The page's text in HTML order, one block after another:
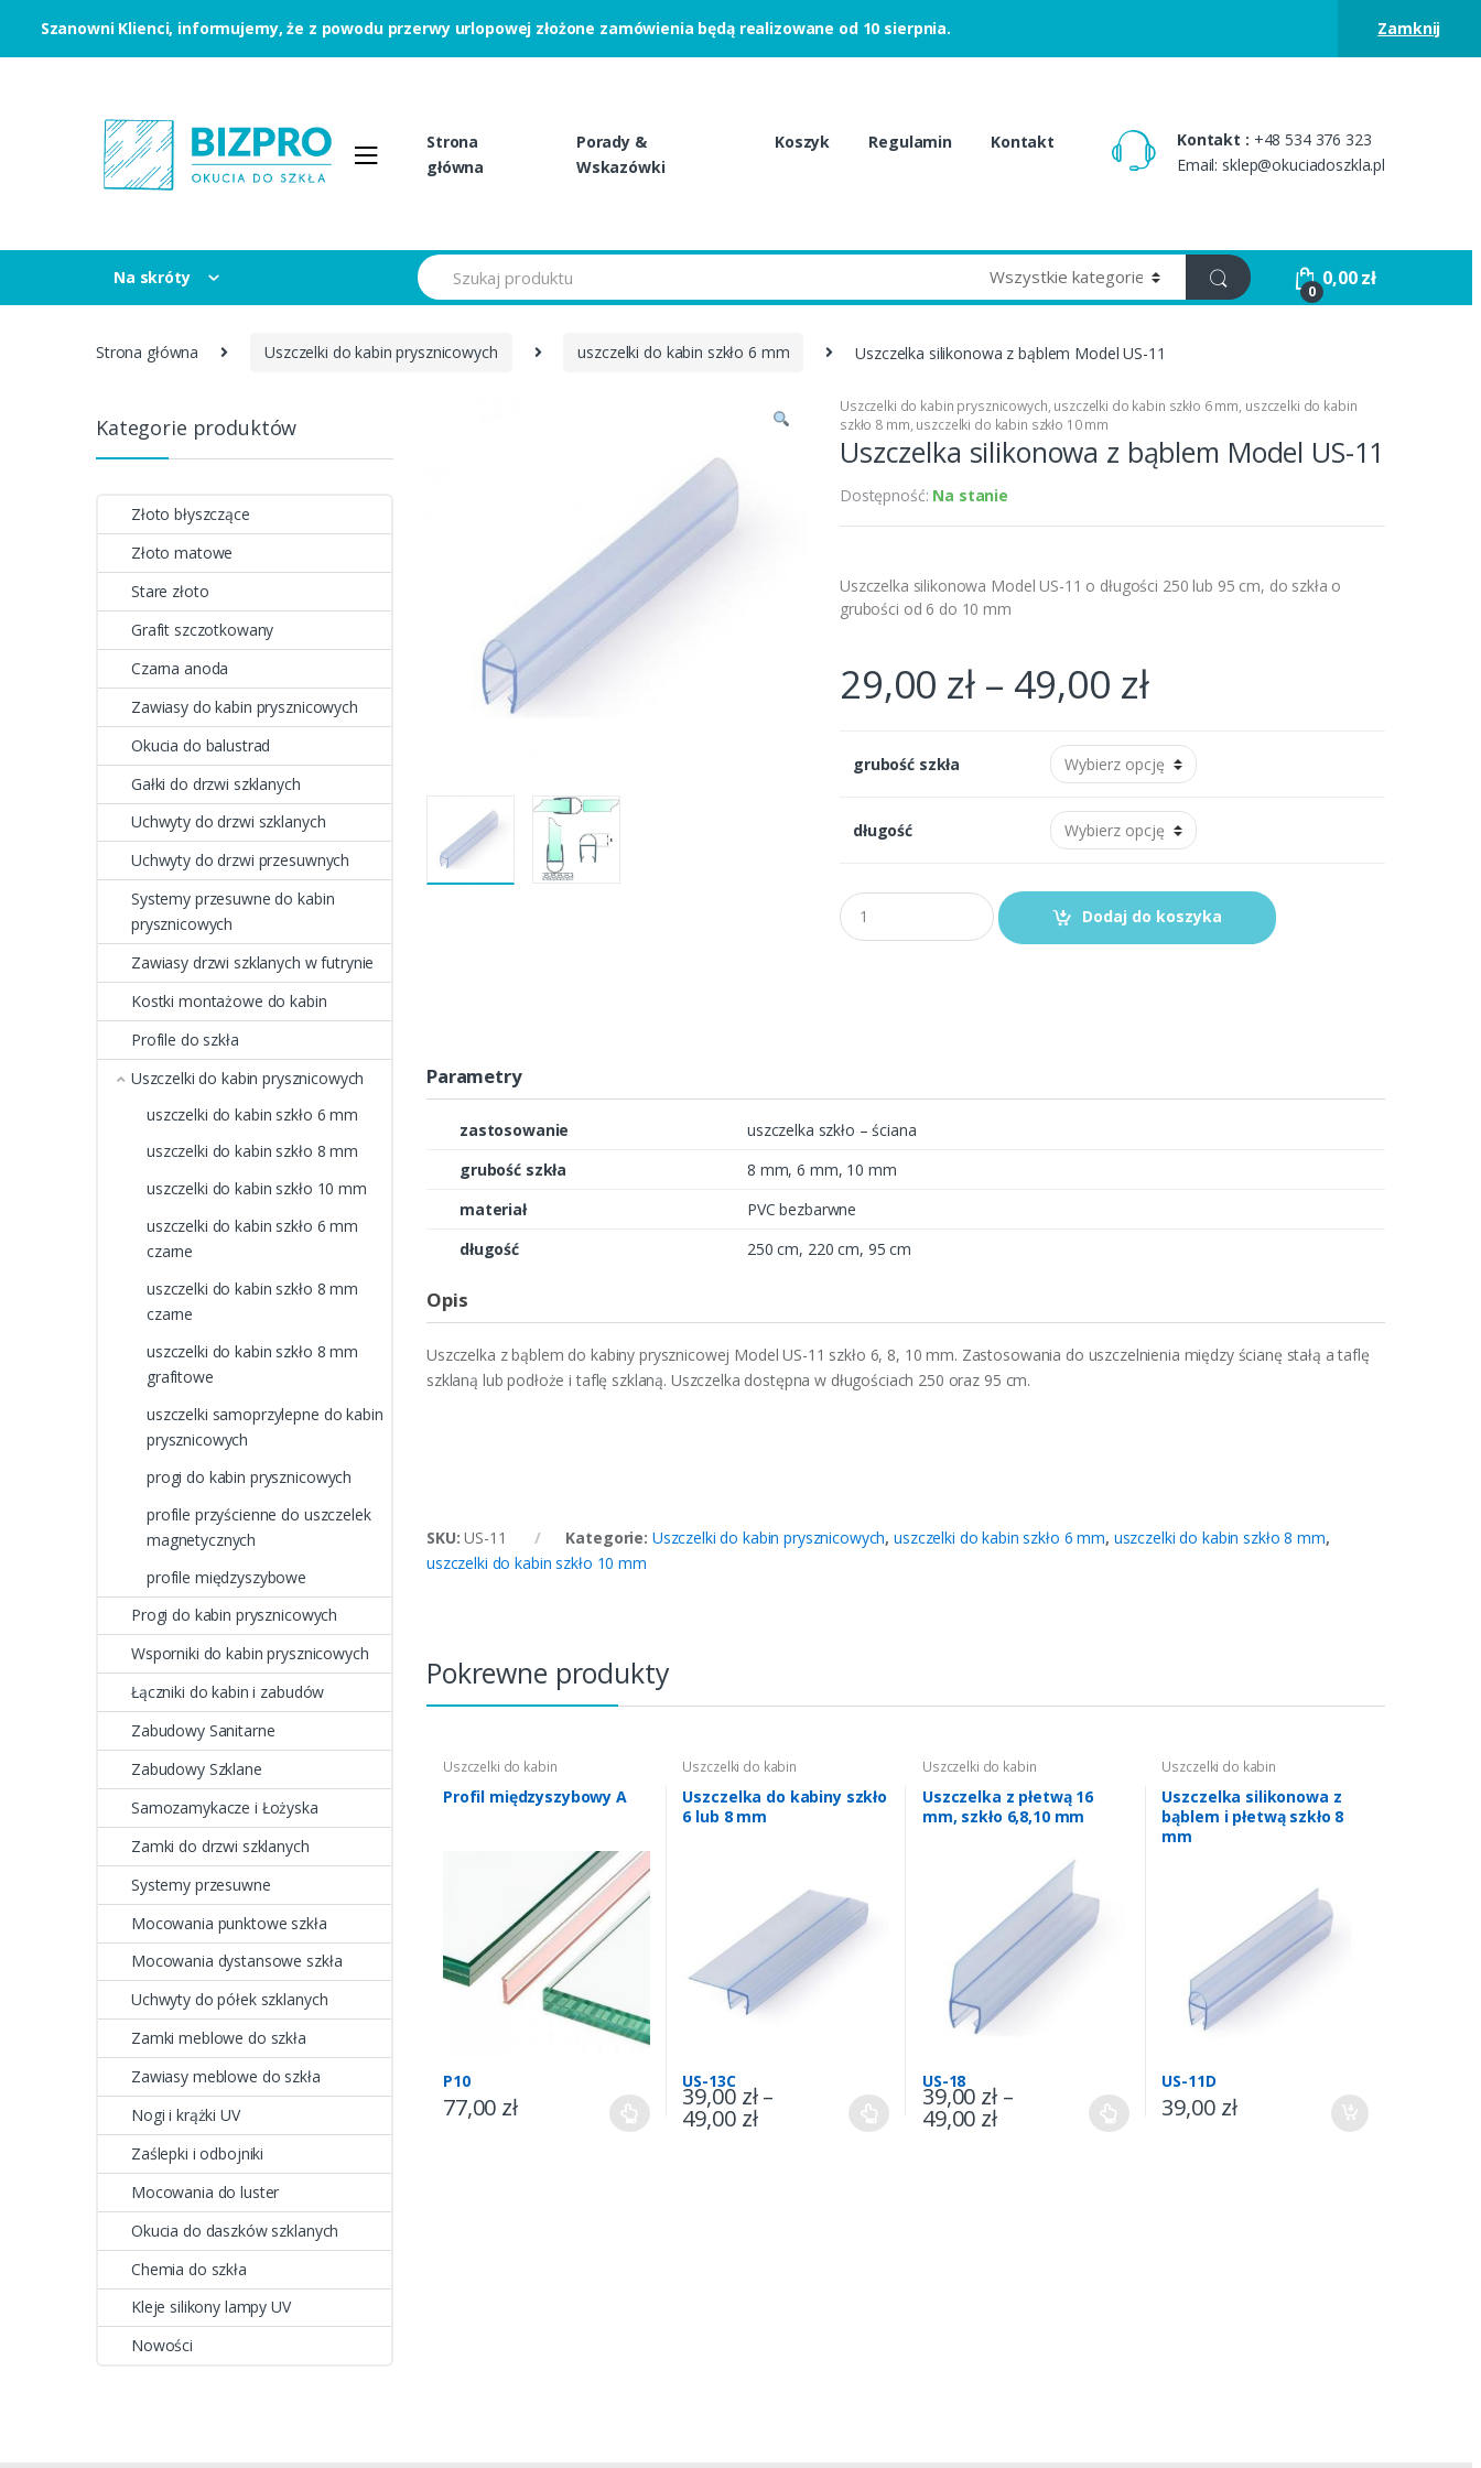
Skip to navigation
Skip to content
Strona
główna
Porady &
Wskazówki
Koszyk Regulamin Kontakt Kontakt : +48 534 376 323
Email: sklep@okuciadoszkla.pl
Na skróty
S
e
a
h
0
0,00zł
Strona główna Uszczelki do kabin prysznicowych uszczelki do kabin szkło 6 mm Uszczelka silikonowa z bąblem Model US-11
Uszczelki do kabin prysznicowych, uszczelki do kabin szkło 6 mm, uszczelki do kabin
szkło 8 mm, uszczelki do kabin szkło 10 mm
Uszczelka silikonowa z bąblem Model US-11
Dostępność: Na stanie
Uszczelka silikonowa Model US-11 o długości 250 lub 95 cm, do szkła o
grubości od 6 do 10 mm
29,00 zł– 49,00 zł
grubość szkła
długość
Q
u
a
Dodaj do koszyka
Parametry
zastosowanie
uszczelka szkło – ściana
grubość szkła
8 mm, 6 mm, 10 mm
materiał
PVC bezbarwne
długość
250 cm, 220 cm, 95 cm
Opis
Uszczelka z bąblem do kabiny prysznicowej Model US-11 szkło 6, 8, 10 mm. Zastosowania do uszczelnienia między ścianę stałą a taflę
szklaną lub podłoże i taflę szklaną. Uszczelka dostępna w długościach 250 oraz 95 cm.
SKU:US-11 Kategorie: Uszczelki do kabin prysznicowych,uszczelki do kabin szkło 6 mm, uszczelki do kabin szkło 8 mm,
uszczelki do kabin szkło 10 mm
Pokrewne produkty
Uszczelki do kabin
międzyszybowe,wykończenie -
szczotkowane,wykończenie -
Profil międzyszybowy A
P10
77,00 zł
Uszczelki do kabin
kabin szkło 6 mm ,uszczelki do
kabin szkło 8 mm ,uszczelki do
kabin szkło 10 mm
Uszczelka do kabiny szkło
6 lub 8 mm
US-13C
39,00 zł–
49,00 zł
Uszczelki do kabin
kabin szkło 6 mm,uszczelki do
kabin szkło 8 mm,uszczelki do
kabin szkło 10 mm
Uszczelka z płetwą 16
mm, szkło 6,8,10 mm
US-18
39,00 zł–
49,00 zł
Uszczelki do kabin
kabin szkło 8 mm
Uszczelka silikonowa z
bąblem i płetwą szkło 8
mm
US-11D
39,00 zł
Kategorie produktów
Złoto błyszczące
Złoto matowe
Stare złoto
Grafit szczotkowany
Czarna anoda
Zawiasy do kabin prysznicowych
Okucia do balustrad
Gałki do drzwi szklanych
Uchwyty do drzwi szklanych
Uchwyty do drzwi przesuwnych
Systemy przesuwne do kabin
prysznicowych
Zawiasy drzwi szklanych w futrynie
Kostki montażowe do kabin
Profile do szkła
Uszczelki do kabin prysznicowych
uszczelki do kabin szkło 6 mm
uszczelki do kabin szkło 8 mm
uszczelki do kabin szkło 10 mm
uszczelki do kabin szkło 6 mm
czarne
uszczelki do kabin szkło 8 mm
czarne
uszczelki do kabin szkło 8 mm
grafitowe
uszczelki samoprzylepne do kabin
prysznicowych
progi do kabin prysznicowych
profile przyścienne do uszczelek
magnetycznych
profile międzyszybowe
Progi do kabin prysznicowych
Wsporniki do kabin prysznicowych
Łączniki do kabin i zabudów
Zabudowy Sanitarne
Zabudowy Szklane
Samozamykacze i Łożyska
Zamki do drzwi szklanych
Systemy przesuwne
Mocowania punktowe szkła
Mocowania dystansowe szkła
Uchwyty do półek szklanych
Zamki meblowe do szkła
Zawiasy meblowe do szkła
Nogi i krążki UV
Zaślepki i odbojniki
Mocowania do luster
Okucia do daszków szklanych
Chemia do szkła
Kleje silikony lampy UV
Nowości
Szanowni Klienci, informujemy, że z powodu przerwy urlopowej złożone zamówienia będą realizowane od 10 sierpnia. Zamknij